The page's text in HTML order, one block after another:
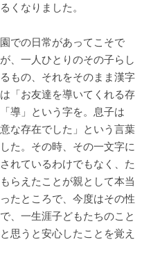
くなりました。
での日常があってこそで
、一人ひとりのその子らし
もの、それをそのまま漢字
「お友達を導いてくれる存
導」という字を。息子は
な存在でした」という言葉
た。その時、その一文字に
れているわけでもなく、た
らえたことが親として本当
たところで、今度はその性
、一生涯子どもたちのこと
思うと安心したことを覚え